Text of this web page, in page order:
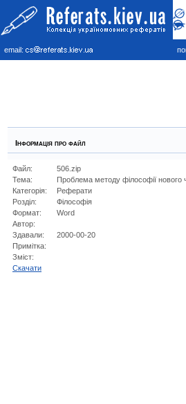
email:
Інформація про файл
Файл:
506.zip
Тема:
Проблема методу філософії нового
Категорія:
Реферати
Розділ:
Фiлософiя
Формат:
Word
Автор:
Здавали:
2000-00-20
Примітка:
Зміст:
Cкачати